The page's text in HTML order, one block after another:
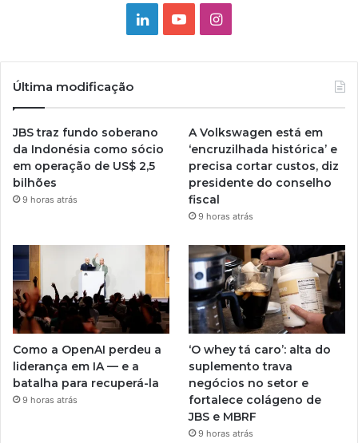
LinkedinYouTubeInstagram
Última modificação
JBS traz fundo soberano
da Indonésia como sócio
em operação de US$ 2,5
bilhões
9 horas atrás
A Volkswagen está em
‘encruzilhada histórica’ e
precisa cortar custos, diz
presidente do conselho
fiscal
9 horas atrás
Como a OpenAI perdeu a
liderança em IA — e a
batalha para recuperá-la
9 horas atrás
‘O whey tá caro’: alta do
suplemento trava
negócios no setor e
fortalece colágeno de
JBS e MBRF
9 horas atrás